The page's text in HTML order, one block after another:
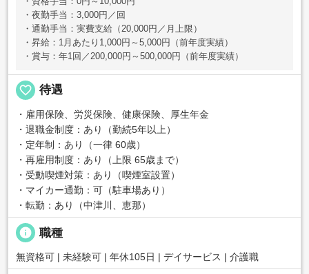
・夜勤手当：3,000円／回
・通勤手当：実費支給（20,000円／月上限）
・昇給：1月あたり1,000円～5,000円（前年度実績）
・賞与：年1回／200,000円～500,000円（前年度実績）
favorite_border 待遇
・雇用保険、労災保険、健康保険、厚生年金
・退職金制度：あり（勤続5年以上）
・定年制：あり（一律 60歳）
・再雇用制度：あり（上限 65歳まで）
・受動喫煙対策：あり（喫煙室設置）
・マイカー通勤：可（駐車場あり）
・転勤：あり（中津川、恵那）
info 職種
無資格可 | 未経験可 | 年休105日 | デイサービス | 介護職